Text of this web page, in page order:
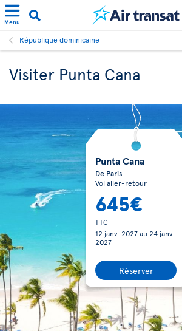
Menu
République dominicaine
Visiter Punta Cana
Punta Cana
De Paris
Vol aller-retour
645€
TTC
12 janv. 2027au 24 janv.
2027
Réserver